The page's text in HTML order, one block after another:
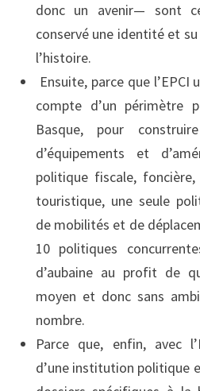
donc un avenir— sont
conservé une identité et
l’histoire.
Ensuite, parce que
compte d’un périmètre
Basque, pour
d’équipements et
politique fiscale,
touristique, une seule
de mobilités et de
10 politiques
d’aubaine au profit de
moyen et donc sans
nombre.
Parce que, enfin, avec
d’une institution politique